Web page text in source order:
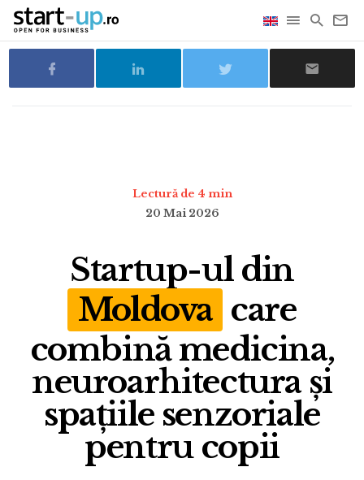
Lectură de 4 min
20 Mai 2026
Startup-ul din
Moldova care
combină medicina,
neuroarhitectura și
spațiile senzoriale
pentru copii